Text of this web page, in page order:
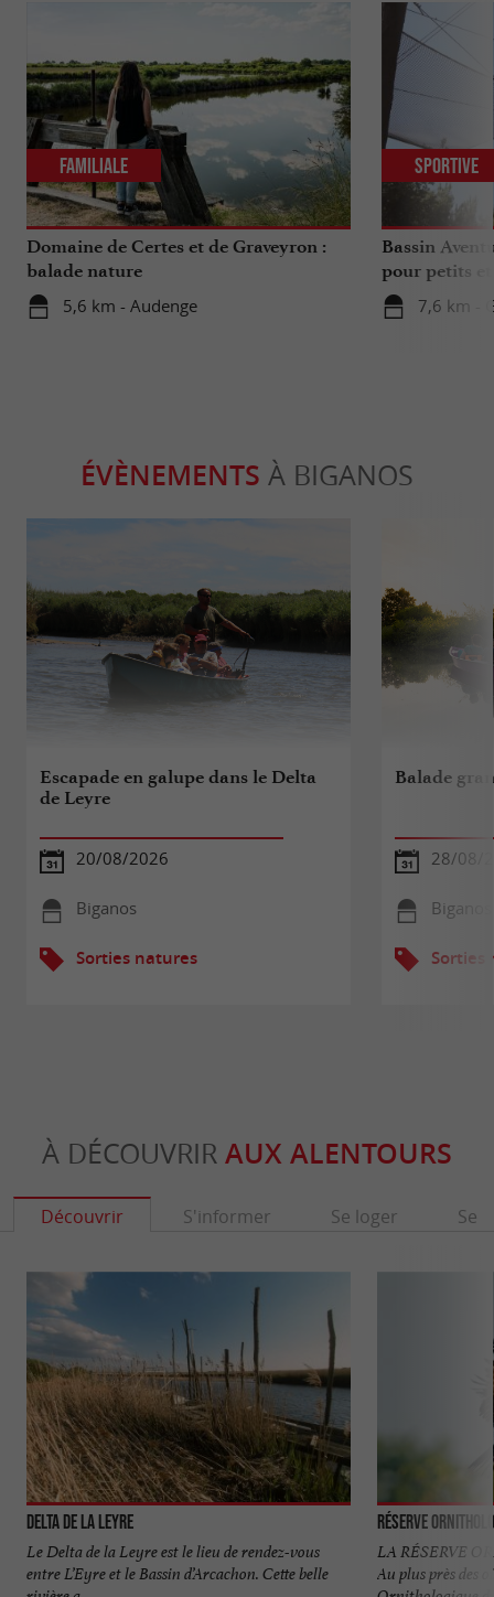
Domaine de Certes et de Graveyron :
balade nature
5,6 km - Audenge
Familiale
Bassin
pour petits
7,6 km -
Sportive
ÉVÈNEMENTS À BIGANOS
Escapade en galupe dans le Delta
de Leyre
20/08/2026
Biganos
Sorties natures
Balade
28/08/
Biganos
Sorties
À DÉCOUVRIR AUX ALENTOURS
Découvrir S'informer Se loger Se
Delta de la Leyre
Le Delta de la Leyre est le lieu de rendez-vous
entre L’Eyre et le Bassin d’Arcachon. Cette belle
Réserve
LA RÉSERVE
Au plus près des